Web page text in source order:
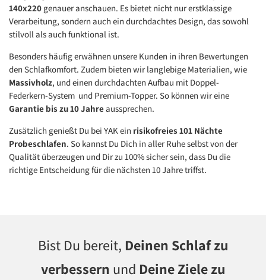
140x220 genauer anschauen. Es bietet nicht nur erstklassige
Verarbeitung, sondern auch ein durchdachtes Design, das sowohl
stilvoll als auch funktional ist.
Besonders häufig erwähnen unsere Kunden in ihren Bewertungen
den Schlafkomfort. Zudem bieten wir langlebige Materialien, wie
Massivholz, und einen durchdachten Aufbau mit Doppel-
Federkern-System und Premium-Topper. So können wir eine
Garantie bis zu 10 Jahreaussprechen.
Zusätzlich genießt Du bei YAK ein risikofreies 101 Nächte
Probeschlafen. So kannst Du Dich in aller Ruhe selbst von der
Qualität überzeugen und Dir zu 100% sicher sein, dass Du die
richtige Entscheidung für die nächsten 10 Jahre triffst.
Bist Du bereit, Deinen Schlaf zu
verbessern und Deine Ziele zu